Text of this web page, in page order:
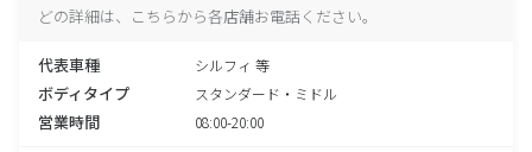
どの詳細は、こちらから各店舗お電話ください。
代表車種 シルフィ 等
ボディタイプ スタンダード・ミドル
営業時間 08:00-20:00